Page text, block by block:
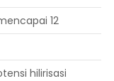
12
hilirisasi